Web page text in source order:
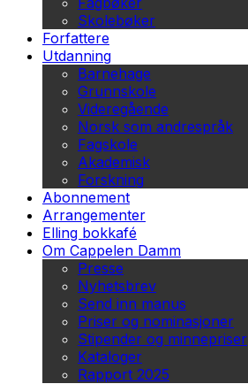
Skolebøker
Forfattere
Utdanning
Barnehage
Grunnskole
Videregående
Norsk som andrespråk
Fagskole
Akademisk
Forskning
Abonnement
Arrangementer
Elling bokkafé
Om Cappelen Damm
Presse
Nyhetsbrev
Send inn manus
Priser og nominasjoner
Stipender og minnepriser
Kataloger
Rapport 2025